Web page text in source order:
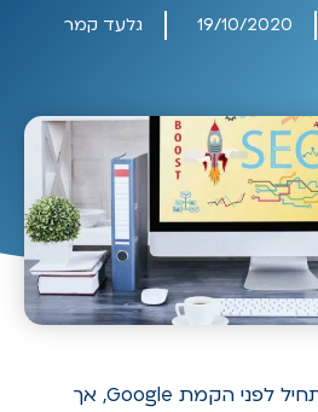
19/10/2020 גלעד קמר
קידום אתרים אורגני התחיל לפני הקמת Google, אך